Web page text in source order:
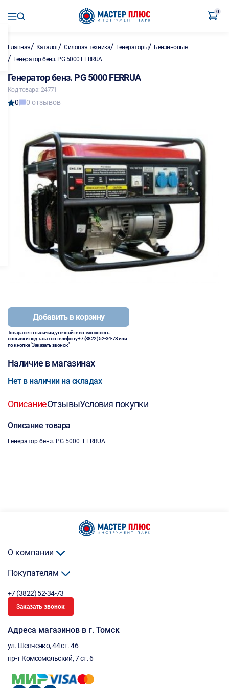
0
Главная/ Каталог/Силовая техника/ Генераторы/ Бензиновые
/ Генератор бенз. PG 5000 FERRUA
Генератор бенз. PG 5000 FERRUA
Код товара: 24771
0 0 отзывов
Добавить в корзину
Товара нет в наличии, уточняйте возможность
поставки под заказ по телефону+7 (3822) 52-34-73или
по кнопке "Заказать звонок"
Наличие в магазинах
Нет в наличии на складах
ОписаниеОтзывыУсловия покупки
Описание товара
Генератор бенз. PG 5000 FERRUA
О компании
Покупателям
+7 (3822) 52-34-73
Заказать звонок
Адреса магазинов в г. Томск
ул. Шевченко, 44 ст. 46
пр-т Комсомольский, 7 ст. 6